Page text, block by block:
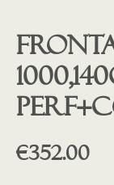
€352.00